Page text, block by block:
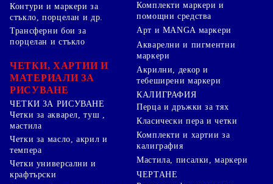
Контури и маркери за
стъкло, порцелан и др.
Трансферни бои за
порцелан и стъкло
ЧЕТКИ, ХАРТИИ И
МАТЕРИАЛИ ЗА
РИСУВАНЕ
ЧЕТКИ ЗА РИСУВАНЕ
Четки за акварел, туш ,
мастила
Четки за масло, акрил и
темпера
Четки универсални и
крафтърски
Комплекти маркери и
помощни средства
Арт и MANGA маркери
Акварелни и пигментни
маркери
Акрилни, декор и
тебеширени маркери
КАЛИГРАФИЯ
Перца и дръжки за тях
Класически пера и четки
Комплекти и хартии за
калиграфия
Мастила, писалки, маркери
ЧЕРТАНЕ